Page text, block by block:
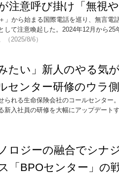
注意呼び掛け「無視
」から始まる国際電話を巡り、無言電
して注意喚起した。2024年12月から
（2025/8/6）
みたい」新人のやる
センター研修のウラ側
られる生命保険会社のコールセンター
新入社員の研修を大幅にアップデート
ロジーの融合でシ
「BPOセンター」の